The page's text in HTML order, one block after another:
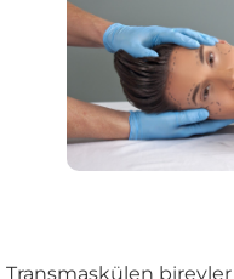
Transmaskülen